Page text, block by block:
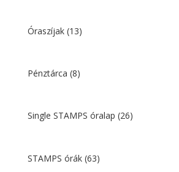
Óraszíjak (13)
Pénztárca (8)
Single STAMPS óralap (26)
STAMPS órák (63)